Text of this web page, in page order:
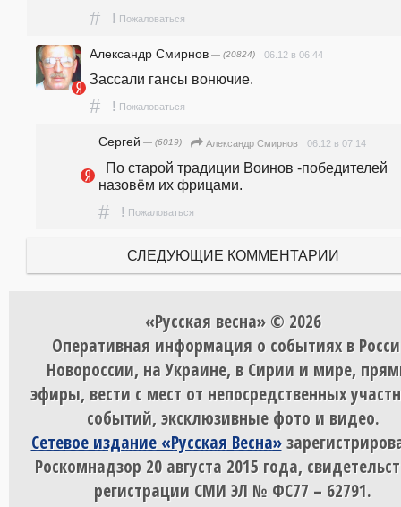
# ! Пожаловаться
Александр Смирнов — (20824) 06.12 в 06:44
Зассали гансы вонючие.
# ! Пожаловаться
Сергей — (6019) Александр Смирнов 06.12 в 07:14
назовём их фрицами.
# ! Пожаловаться
СЛЕДУЮЩИЕ КОММЕНТАРИИ
«Русская весна» © 2026
Оперативная информация о событиях в
Новороссии, на Украине, в Сирии и мире,
эфиры, вести с мест от непосредственных
событий, эксклюзивные фото и видео.
Сетевое издание «Русская Весна»
Роскомнадзор 20 августа 2015 года,
регистрации СМИ ЭЛ № ФС77 – 62791.